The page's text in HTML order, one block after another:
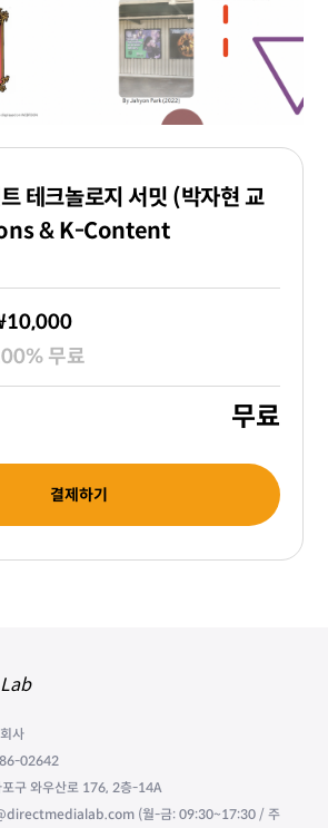
테크놀로지 서밋 (박자현 교
& K-Content
% 무료
무료
결제하기
사
02642
구 와우산로 176, 2층-14A
(월-금: 09:30~17:30 / 주